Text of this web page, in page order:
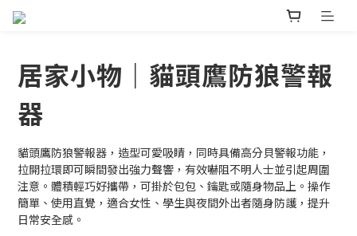
居家小物｜貓頭鷹防狼警報
器
貓頭鷹防狼警報器，造型可愛吸睛，同時具備高分貝警報功能，
拉開拉環即可瞬間發出強力聲響，有效嚇阻不明人士並引起周圍
注意。體積輕巧好攜帶，可掛於包包、鑰匙或隨身物品上。操作
簡單、使用直覺，適合女性、學生與夜間外出者隨身防護，提升
日常安全感。